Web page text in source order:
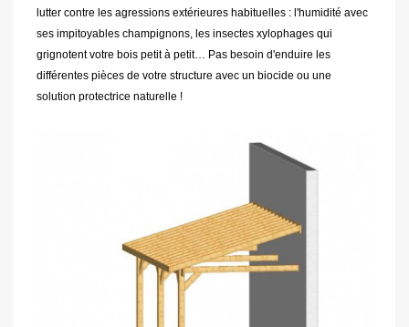
lutter contre les agressions extérieures habituelles : l'humidité avec
ses impitoyables champignons, les insectes xylophages qui
grignotent votre bois petit à petit… Pas besoin d'enduire les
différentes pièces de votre structure avec un biocide ou une
solution protectrice naturelle !